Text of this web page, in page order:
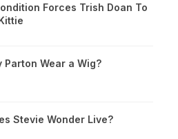
Forces Trish Doan To
Parton Wear a Wig?
Stevie Wonder Live?